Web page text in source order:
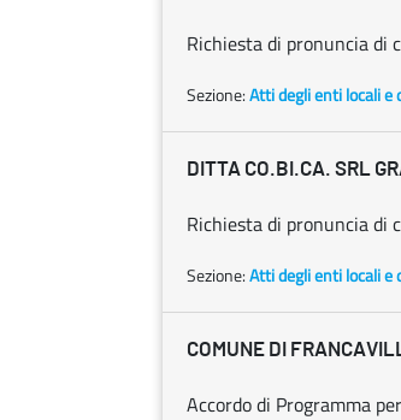
Richiesta di pronuncia di
Sezione:Atti degli enti locali e
DITTA CO.BI.CA. SRL
Richiesta di pronuncia di
Sezione:Atti degli enti locali e
COMUNE DI
Accordo di Programma